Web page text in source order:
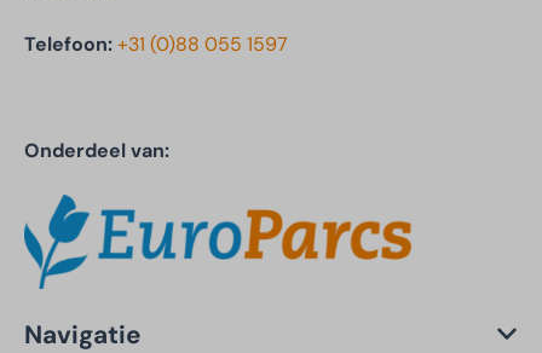
Telefoon:+31 (0)88 055 1597
Onderdeel van:
Navigatie